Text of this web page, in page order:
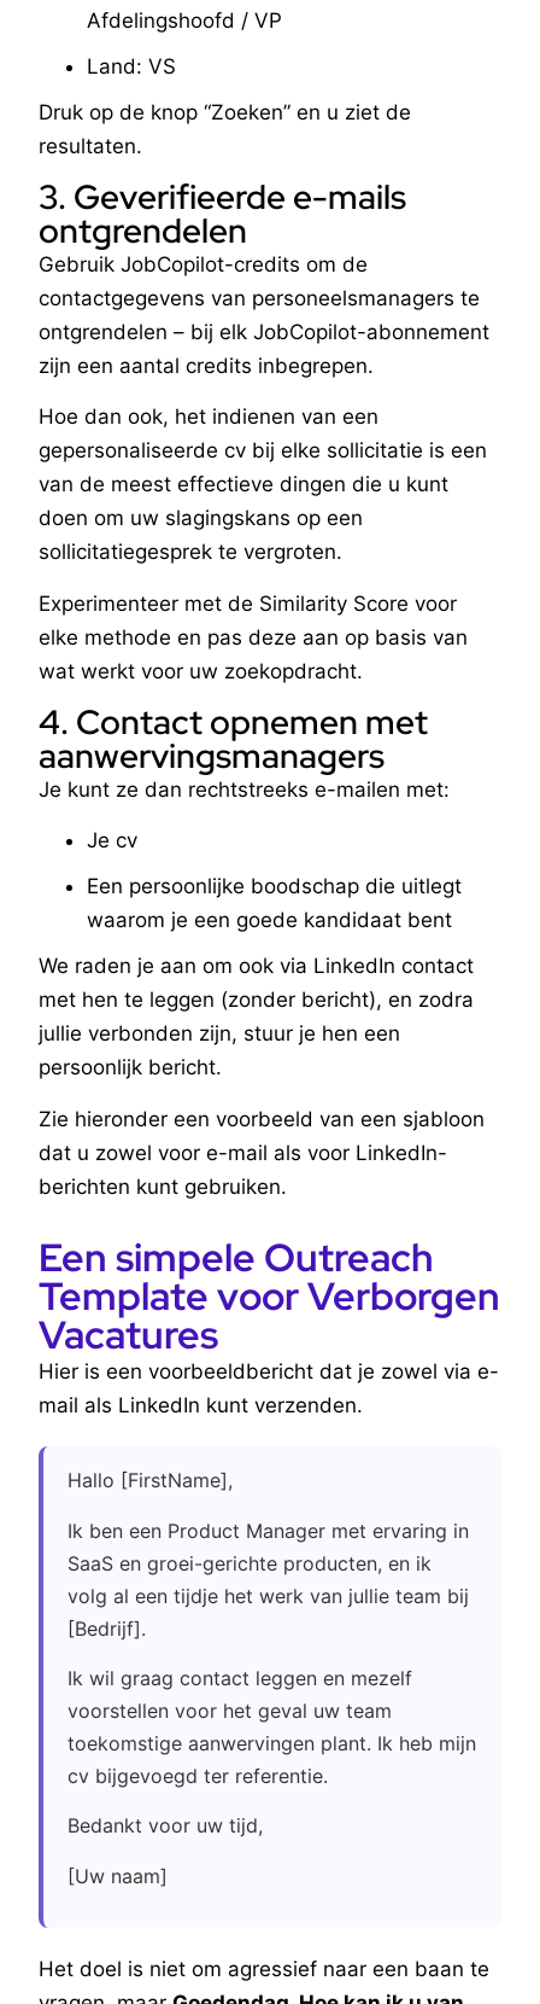
Afdelingshoofd / VP
Land: VS
Druk op de knop “Zoeken” en u ziet de
resultaten.
3. Geverifieerde e-mails
ontgrendelen
Gebruik JobCopilot-credits om de
contactgegevens van personeelsmanagers te
ontgrendelen – bij elk JobCopilot-abonnement
zijn een aantal credits inbegrepen.
Hoe dan ook, het indienen van een
gepersonaliseerde cv bij elke sollicitatie is een
van de meest effectieve dingen die u kunt
doen om uw slagingskans op een
sollicitatiegesprek te vergroten.
Experimenteer met de Similarity Score voor
elke methode en pas deze aan op basis van
wat werkt voor uw zoekopdracht.
4. Contact opnemen met
aanwervingsmanagers
Je kunt ze dan rechtstreeks e-mailen met:
Je cv
Een persoonlijke boodschap die uitlegt
waarom je een goede kandidaat bent
We raden je aan om ook via LinkedIn contact
met hen te leggen (zonder bericht), en zodra
jullie verbonden zijn, stuur je hen een
persoonlijk bericht.
Zie hieronder een voorbeeld van een sjabloon
dat u zowel voor e-mail als voor LinkedIn-
berichten kunt gebruiken.
Een simpele Outreach
Template voor Verborgen
Vacatures
Hier is een voorbeeldbericht dat je zowel via e-
mail als LinkedIn kunt verzenden.
Hallo [FirstName],
Ik ben een Product Manager met ervaring in
SaaS en groei-gerichte producten, en ik
volg al een tijdje het werk van jullie team bij
[Bedrijf].
Ik wil graag contact leggen en mezelf
voorstellen voor het geval uw team
toekomstige aanwervingen plant. Ik heb mijn
cv bijgevoegd ter referentie.
Bedankt voor uw tijd,
[Uw naam]
Het doel is niet om agressief naar een baan te